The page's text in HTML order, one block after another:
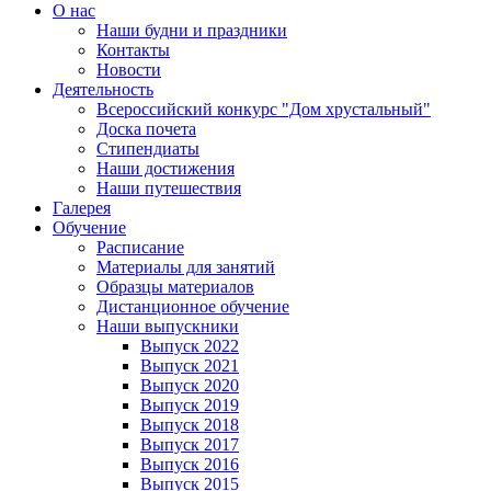
О нас
Наши будни и праздники
Контакты
Новости
Деятельность
Всероссийский конкурс "Дом хрустальный"
Доска почета
Стипендиаты
Наши достижения
Наши путешествия
Галерея
Обучение
Расписание
Материалы для занятий
Образцы материалов
Дистанционное обучение
Наши выпускники
Выпуск 2022
Выпуск 2021
Выпуск 2020
Выпуск 2019
Выпуск 2018
Выпуск 2017
Выпуск 2016
Выпуск 2015